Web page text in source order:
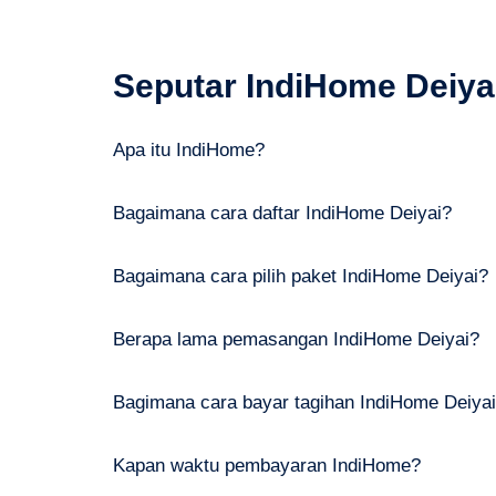
Seputar IndiHome
Apa itu IndiHome?
Bagaimana cara daftar IndiHome Deiyai?
Bagaimana cara pilih paket IndiHome Deiyai?
Berapa lama pemasangan IndiHome Deiyai?
Bagimana cara bayar tagihan IndiHome
Kapan waktu pembayaran IndiHome?